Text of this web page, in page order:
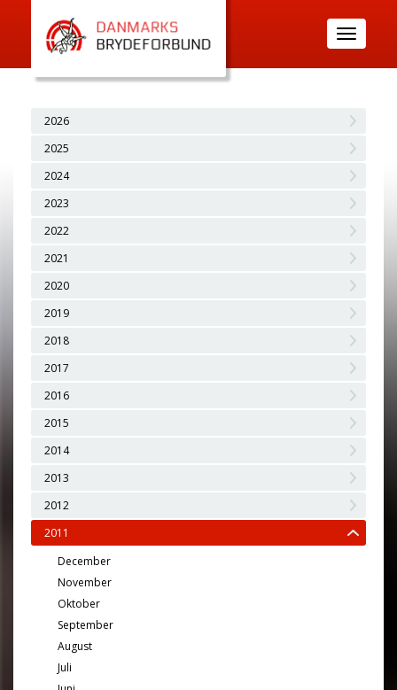
Toggle
navigation
2026
2025
2024
2023
2022
2021
2020
2019
2018
2017
2016
2015
2014
2013
2012
2011
December
November
Oktober
September
August
Juli